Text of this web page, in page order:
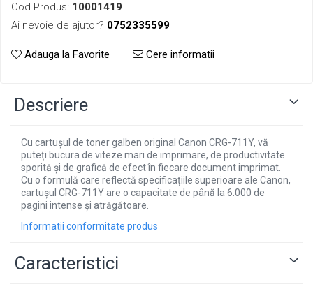
Cod Produs: 10001419
Ai nevoie de ajutor? 0752335599
Adauga la Favorite Cere informatii
Descriere
Cu cartușul de toner galben original Canon CRG-711Y, vă
puteți bucura de viteze mari de imprimare, de productivitate
sporită și de grafică de efect în fiecare document imprimat.
Cu o formulă care reflectă specificațiile superioare ale Canon,
cartușul CRG-711Y are o capacitate de până la 6.000 de
pagini intense și atrăgătoare.
Informatii conformitate produs
Caracteristici